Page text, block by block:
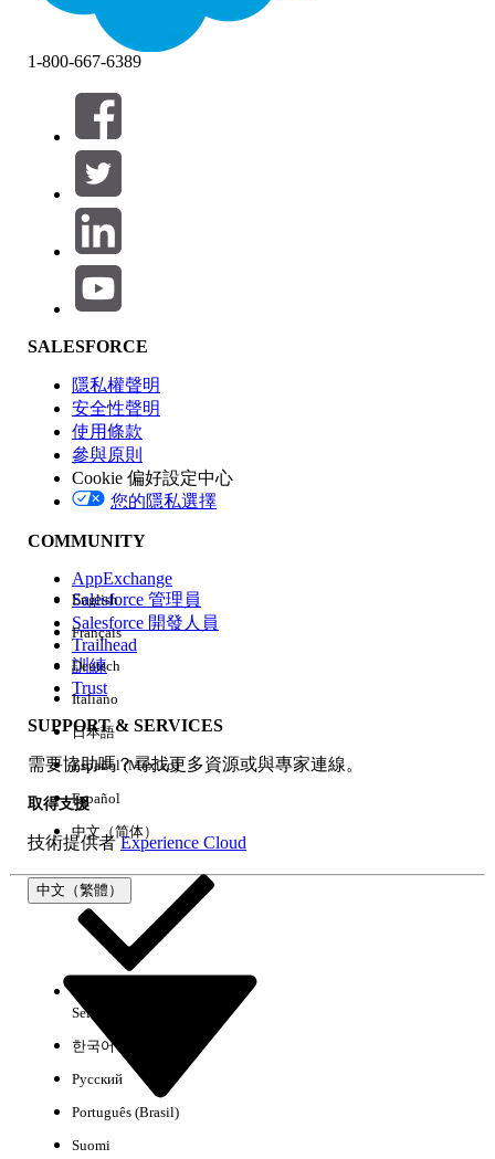
篩選器 (0)
選取篩選
產品區域
功能影響
版本
經驗
以下是搜尋小祕訣
1-800-667-6389
SALESFORCE
隱私權聲明
安全性聲明
使用條款
參與原則
Cookie 偏好設定中心
您的隱私選擇
COMMUNITY
AppExchange
Salesforce 管理員
Salesforce 開發人員
Trailhead
訓練
Trust
SUPPORT & SERVICES
需要協助嗎？尋找更多資源或與專家連線。
取得支援
技術提供者Experience Cloud
中文（繁體）
English
Français
Deutsch
Italiano
日本語
Español (México)
Español
中文（简体）
Select Org
한국어
Русский
Português (Brasil)
Suomi